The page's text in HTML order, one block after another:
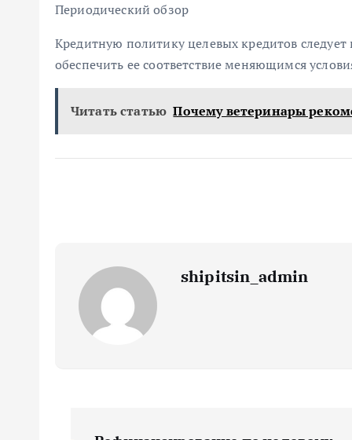
Периодический обзор
Кредитную политику целевых кредитов
обеспечить ее соответствие меняющимся
Читать статью Почему ветеринары
shipitsin_admin
Н